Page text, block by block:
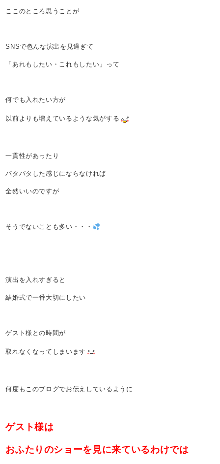
ここのところ思うことが
SNSで色んな演出を見過ぎて
「あれもしたい・これもしたい」って
何でも入れたい方が
以前よりも増えているような気がする
一貫性があったり
パタパタした感じにならなければ
全然いいのですが
そうでないことも多い・・・
演出を入れすぎると
結婚式で一番大切にしたい
ゲスト様との時間が
取れなくなってしまいます
何度もこのブログでお伝えしているように
ゲスト様は
おふたりのショーを見に来ているわけでは